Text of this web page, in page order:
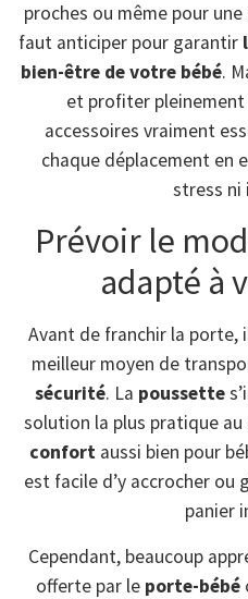
proches ou même pour
faut anticiper pour garantir
bien-être de votre bébé.
et profiter pleinement
accessoires vraiment
chaque déplacement en
stress ni
Prévoir le
adapté à
Avant de franchir la porte,
meilleur moyen de
sécurité. La poussette
solution la plus pratique
confort aussi bien pour
est facile d’y accrocher ou
panier
Cependant, beaucoup
offerte par le porte-bébé